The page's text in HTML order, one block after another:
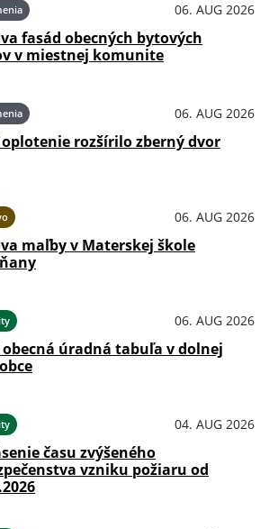
06. AUG 2026
fasád obecných bytových
v miestnej komunite
06. AUG 2026
oplotenie rozšírilo zberný dvor
06. AUG 2026
maľby v Materskej škole
06. AUG 2026
obecná úradná tabuľa v dolnej
04. AUG 2026
času zvýšeného
vzniku požiaru od